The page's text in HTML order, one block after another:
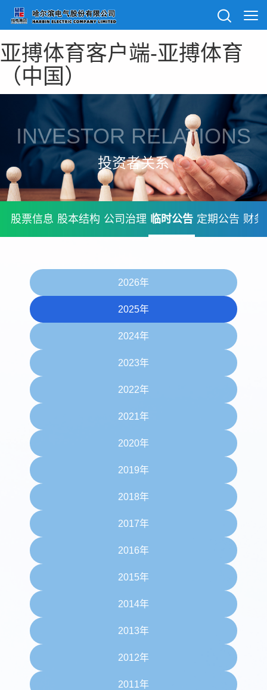
亚搏体育客户端-亚搏体育
（中国）
INVESTOR RELATIONS
投资者关系
股票信息 股本结构 公司治理 临时公告 定期公告 财
2026年
2025年
2024年
2023年
2022年
2021年
2020年
2019年
2018年
2017年
2016年
2015年
2014年
2013年
2012年
2011年